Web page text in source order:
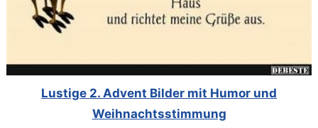
Lustige 2. Advent Bilder mit Humor und
Weihnachtsstimmung